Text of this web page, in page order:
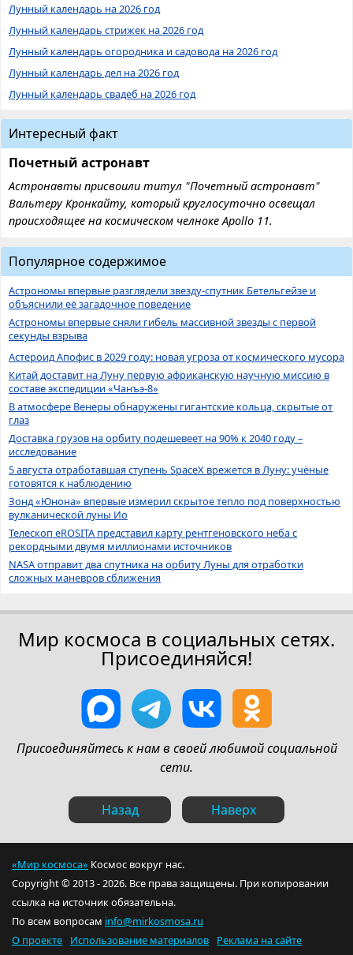
Лунный календарь на 2026 год
Лунный календарь стрижек на 2026 год
Лунный календарь огородника и садовода на 2026 год
Лунный календарь дел на 2026 год
Лунный календарь свадеб на 2026 год
Интересный факт
Почетный астронавт
Астронавты присвоили титул "Почетный астронавт"
Вальтеру Кронкайту, который круглосуточно освещал
происходящее на космическом челноке Apollo 11.
Популярное содержимое
Астрономы впервые разглядели звезду-спутник Бетельгейзе и
объяснили её загадочное поведение
Астрономы впервые сняли гибель массивной звезды с первой
секунды взрыва
Астероид Апофис в 2029 году: новая угроза от космического мусора
Китай доставит на Луну первую африканскую научную миссию в
составе экспедиции «Чанъэ-8»
В атмосфере Венеры обнаружены гигантские кольца, скрытые от
глаз
Доставка грузов на орбиту подешевеет на 90% к 2040 году –
исследование
5 августа отработавшая ступень SpaceX врежется в Луну: учёные
готовятся к наблюдению
Зонд «Юнона» впервые измерил скрытое тепло под поверхностью
вулканической луны Ио
Телескоп eROSITA представил карту рентгеновского неба с
рекордными двумя миллионами источников
NASA отправит два спутника на орбиту Луны для отработки
сложных маневров сближения
Мир космоса в социальных сетях.
Присоединяйся!
Присоединяйтесь к нам в своей любимой социальной
сети.
Назад Наверх
«Мир космоса» Космос вокруг нас.
Copyright © 2013 - 2026. Все права защищены. При копировании
ссылка на источник обязательна.
По всем вопросам info@mirkosmosa.ru
О проекте
Использование материалов Реклама на сайте